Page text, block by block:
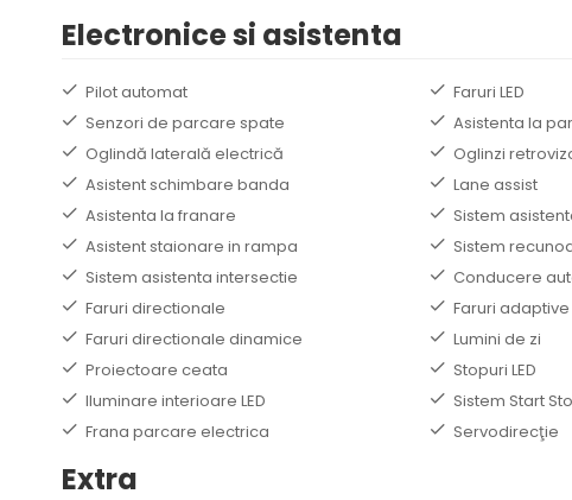
Electronice si asistenta
Pilot automat Faruri LED
Senzori de parcare spate
Asistenta la
Oglindă laterală electrică
Oglinzi
Asistent schimbare banda
Lane assist
Asistenta la franare
Sistem
Asistent staionare in rampa
Sistem
Sistem asistenta intersectie
Conducere
Faruri directionale
Faruri adaptive
Faruri directionale dinamice
Lumini de zi
Proiectoare ceata
Stopuri LED
Iluminare interioare LED
Sistem Start
Frana parcare electrica
Servodirecţie
Extra